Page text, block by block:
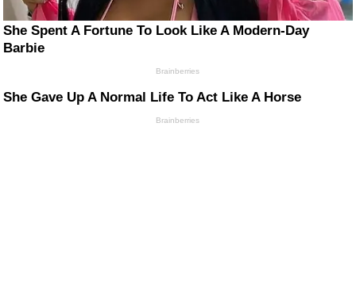
She Spent A Fortune To Look Like A Modern-Day
Barbie
Brainberries
She Gave Up A Normal Life To Act Like A Horse
Brainberries